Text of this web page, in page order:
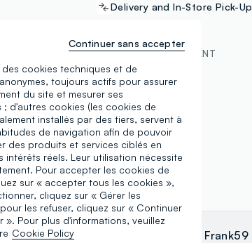
Delivery and In-Store Pick-Up
MÉTHODES DE PAYEMENT
Samsung Pay
Frank59
des cookies techniques et de
toujours actifs pour assurer
du site et mesurer ses
; d'autres cookies (les cookies de
installés par des tiers, servent à
de navigation afin de pouvoir
des produits et services ciblés en
intérêts réels. Leur utilisation nécessite
Pour accepter les cookies de
sur « accepter tous les cookies »,
cliquez sur « Gérer les
les refuser, cliquez sur « Continuer
». Pour plus d'informations, veuillez
Cookie Policy
Continuer sans accepter